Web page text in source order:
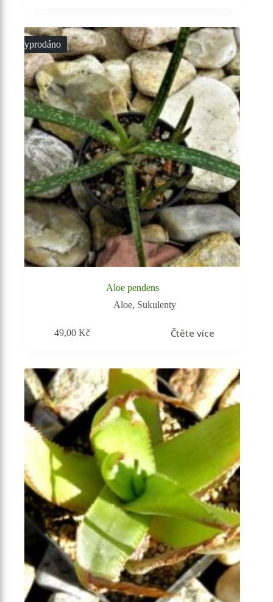
Vyprodáno
Aloe pendens
Aloe, Sukulenty
49,00Kč Čtěte více